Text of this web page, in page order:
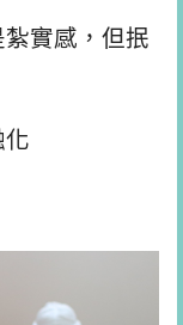
實感，但抿
化